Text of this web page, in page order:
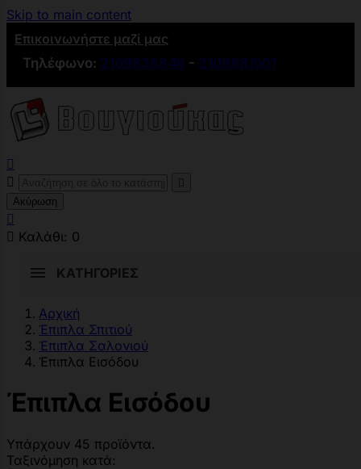
Skip to main content
Επικοινωνήστε μαζί μας
Τηλέφωνο: 2109836846 - 2109881501



Ακύρωση

 Καλάθι: 0
ΚΑΤΗΓΟΡΊΕΣ
Αρχική
Έπιπλα Σπιτιού
Έπιπλα Σαλονιού
Έπιπλα Εισόδου
Έπιπλα Εισόδου
Υπάρχουν 45 προϊόντα.
Ταξινόμηση κατά: